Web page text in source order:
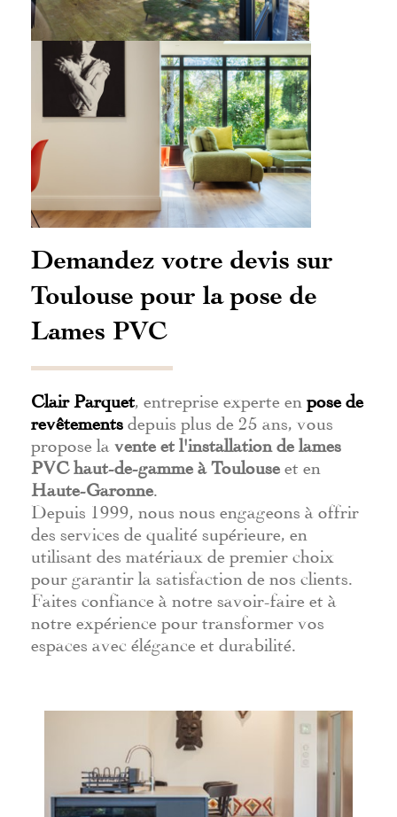
Demandez votre devis sur
Toulouse pour la pose de
Lames PVC
Clair Parquet , entreprise experte en pose de
revêtements depuis plus de 25 ans, vous
propose la vente et l'installation de lames
PVC haut-de-gamme à Toulouse et en
Haute-Garonne
Depuis 1999, nous nous engageons à offrir
des services de qualité supérieure, en
utilisant des matériaux de premier choix
pour garantir la satisfaction de nos clients.
Faites confiance à notre savoir-faire et à
notre expérience pour transformer vos
espaces avec élégance et durabilité.